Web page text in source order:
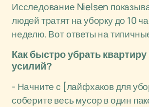
Исследование Nielsen
людей тратят на уборку до 10
неделю. Вот ответы на
Как быстро убрать
усилий?
- Начните с [лайфхаков для
соберите весь мусор в один